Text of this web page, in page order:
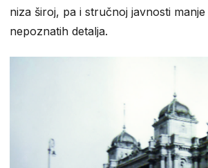
niza široj, pa i stručnoj javnosti
nepoznatih detalja.